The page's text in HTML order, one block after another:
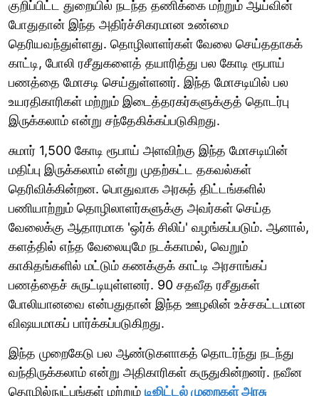
குறிப்பிட்ட துறையில் நடந்த தணிக்கை மற்றும் ஆய்வின்
போதுதான் இந்த அதிர்ச்சிகரமான உண்மை
தெரியவந்துள்ளது. தொழிலாளர்கள் வேலை செய்ததாகக்
காட்டி, போலி ரசீதுகளைத் தயாரித்து பல கோடி ரூபாய்
பணத்தை மோசடி செய்துள்ளனர். இந்த மோசடியில் பல
உயரதிகாரிகள் மற்றும் இடைத்தரகர்களுக்குத் தொடர்பு
இருக்கலாம் என்று சந்தேகிக்கப்படுகிறது.
சுமார் 1,500 கோடி ரூபாய் அளவிற்கு இந்த மோசடியின்
மதிப்பு இருக்கலாம் என்று முதற்கட்ட தகவல்கள்
தெரிவிக்கின்றன. பொதுவாக அரசுத் திட்டங்களில்
பணியாற்றும் தொழிலாளர்களுக்கு அவர்கள் செய்த
வேலைக்கு ஆதாரமாக 'ஒர்க் சிலிப்' வழங்கப்படும். ஆனால்,
களத்தில் எந்த வேலையுமே நடக்காமல், வெறும்
காகிதங்களில் மட்டும் கணக்குக் காட்டி அரசாங்கப்
பணத்தைச் சுருட்டியுள்ளனர். 90 சதவீத ரசீதுகள்
போலியானவை என்பதுதான் இந்த ஊழலின் உச்சகட்டமான
விஷயமாகப் பார்க்கப்படுகிறது.
இந்த முறைகேடு பல ஆண்டுகளாகத் தொடர்ந்து நடந்து
வந்திருக்கலாம் என்று அதிகாரிகள் கருதுகின்றனர். நவீன
தொழில்நுட்பங்கள் மற்றும் டிஜிட்டல் முறைகள் அரசு